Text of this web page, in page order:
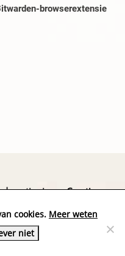
browserextensie
continuing »Creative
+ graphics by
cookies. Meer weten
niet